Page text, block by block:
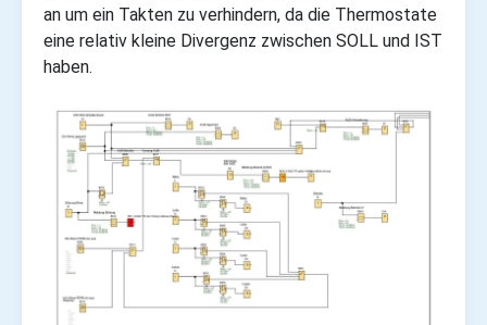
an um ein Takten zu verhindern, da die Thermostate
eine relativ kleine Divergenz zwischen SOLL und IST
haben.